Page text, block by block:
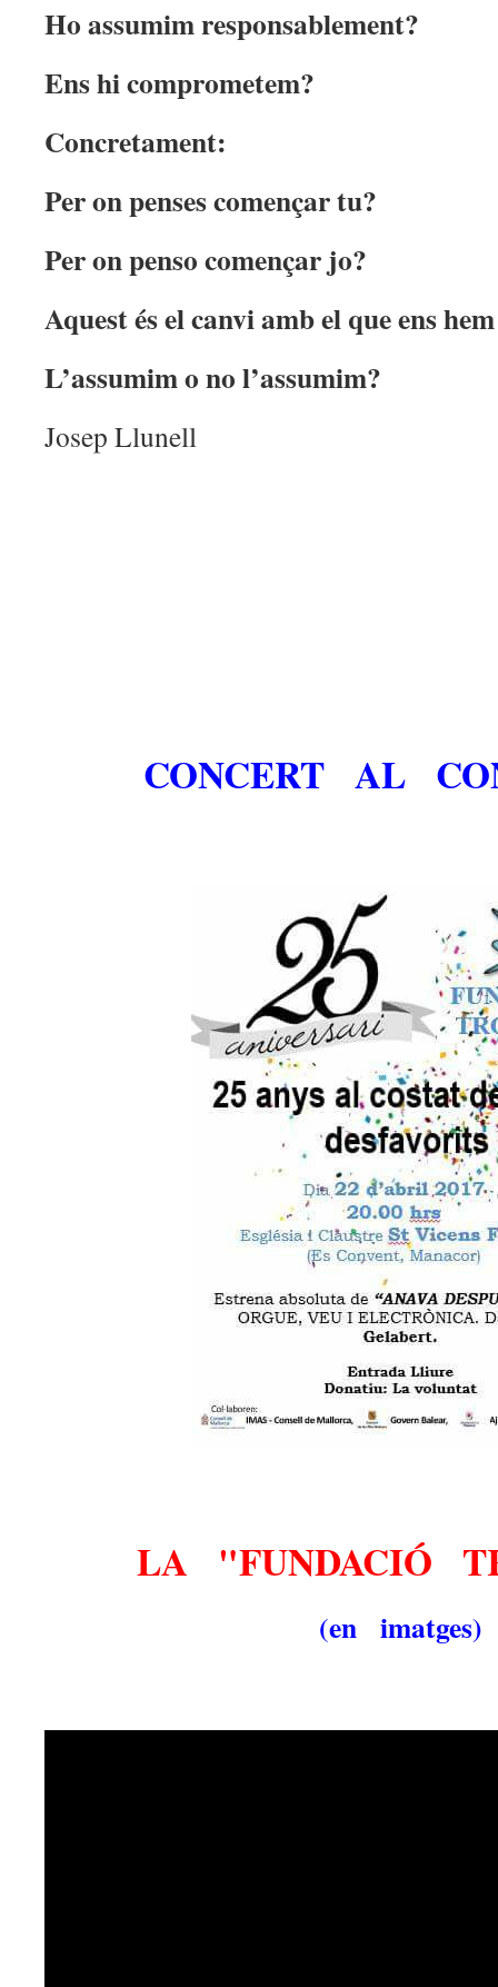
Ho assumim responsablement?
Ens hi comprometem?
Concretament:
Per on penses començar tu?
Per on penso començar jo?
Aquest és el canvi amb el que ens
L’assumim o no l’assumim?
Josep Llunell
CONCERT AL
LA "FUNDACIÓ
(en imatges)